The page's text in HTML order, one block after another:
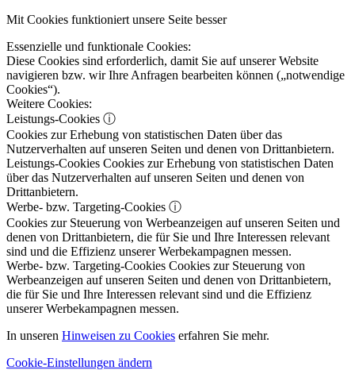
Mit Cookies funktioniert unsere Seite besser
Essenzielle und funktionale Cookies:
Diese Cookies sind erforderlich, damit Sie auf unserer Website
navigieren bzw. wir Ihre Anfragen bearbeiten können („notwendige
Cookies“).
Weitere Cookies:
Leistungs-Cookies ⓘ
Cookies zur Erhebung von statistischen Daten über das
Nutzerverhalten auf unseren Seiten und denen von Drittanbietern.
Leistungs-Cookies Cookies zur Erhebung von statistischen Daten
über das Nutzerverhalten auf unseren Seiten und denen von
Drittanbietern.
Werbe- bzw. Targeting-Cookies ⓘ
Cookies zur Steuerung von Werbeanzeigen auf unseren Seiten und
denen von Drittanbietern, die für Sie und Ihre Interessen relevant
sind und die Effizienz unserer Werbekampagnen messen.
Werbe- bzw. Targeting-Cookies Cookies zur Steuerung von
Werbeanzeigen auf unseren Seiten und denen von Drittanbietern,
die für Sie und Ihre Interessen relevant sind und die Effizienz
unserer Werbekampagnen messen.
In unseren Hinweisen zu Cookies erfahren Sie mehr.
Cookie-Einstellungen ändern